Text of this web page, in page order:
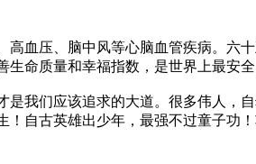
压、脑中风等心脑血管疾病。六
命质量和幸福指数，是世界上最安
们应该追求的大道。很多伟人，
自古英雄出少年，最强不过童子功！